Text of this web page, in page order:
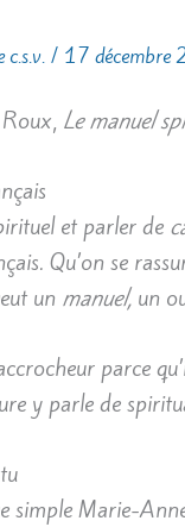
c.s.v. / 17 décembre
Le manuel
et parler de
Qu’on se
un manuel,un
parce
y parle de
simple Marie-